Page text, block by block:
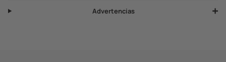
Advertencias